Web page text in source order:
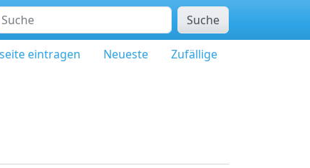
Suche
eintragen Neueste
Zufällige